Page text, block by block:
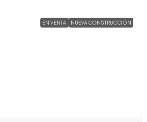
EN VENTA NUEVA CONSTRUCCIÓN